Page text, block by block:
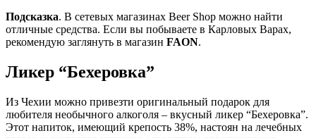
Подсказка. В сетевых магазинах Beеr Shop можно найти
отличные средства. Если вы побываете в Карловых Варах,
рекомендую заглянуть в магазин FAON.
Ликер “Бехеровка”
Из Чехии можно привезти оригинальный подарок для
любителя необычного алкоголя – вкусный ликер “Бехеровка”.
Этот напиток, имеющий крепость 38%, настоян на лечебных